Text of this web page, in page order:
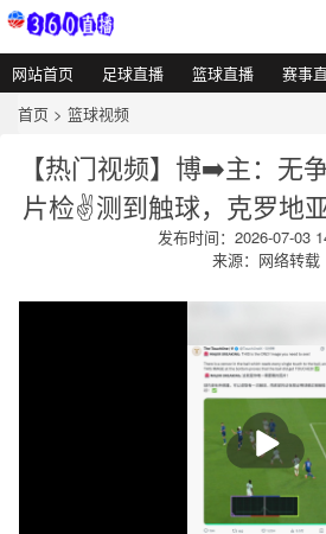
网站首页 足球直播 篮球直播 赛事
首页 > 篮球视频
【热门视频】博➡️主：无
片检✌️测到触球，克罗地
发布时间：2026-07-03
来源：网络转载